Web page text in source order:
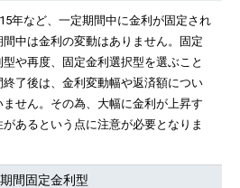
年など、一定期間中に金利が固定され
中は金利の変動はありません。固定
や再度、固定金利選択型を選ぶこと
了後は、金利変動幅や返済額につい
せん。その為、大幅に金利が上昇す
あるという点に注意が必要となりま
間固定金利型